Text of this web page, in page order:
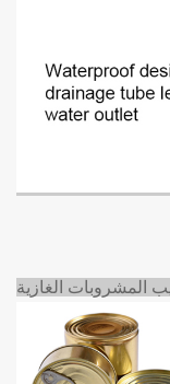
المشروبات الغازية